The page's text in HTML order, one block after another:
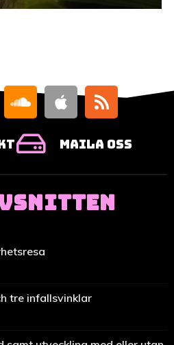
Maila oss
tre infallsvinklar